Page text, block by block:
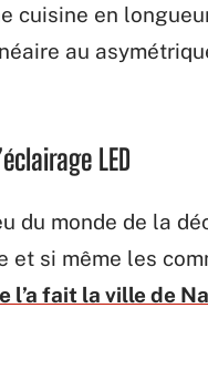
cuisine en
au
LED
du monde de la
et si même les
l’a fait la ville de